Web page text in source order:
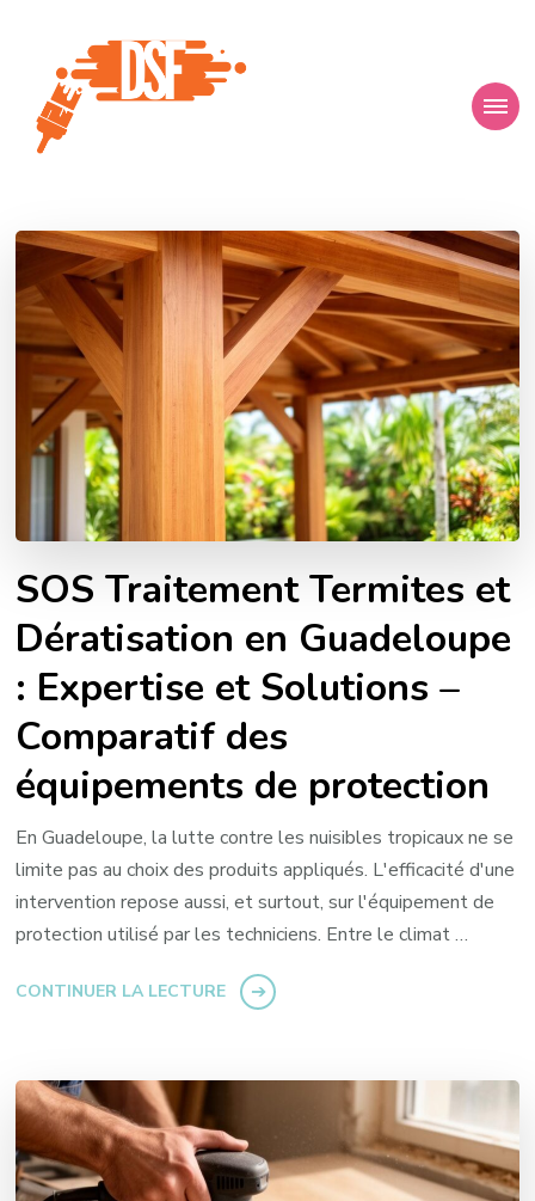
SOS Traitement Termites et
Dératisation en Guadeloupe
: Expertise et Solutions –
Comparatif des
équipements de protection
En Guadeloupe, la lutte contre les nuisibles tropicaux ne se
limite pas au choix des produits appliqués. L'efficacité d'une
intervention repose aussi, et surtout, sur l'équipement de
protection utilisé par les techniciens. Entre le climat …
CONTINUER LA LECTURE